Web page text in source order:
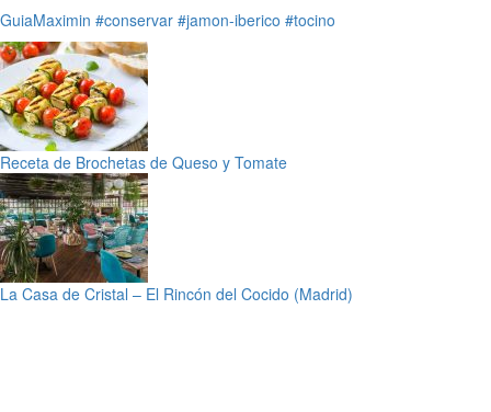
GuiaMaximin #conservar #jamon-iberico #tocino
Receta de Brochetas de Queso y Tomate
La Casa de Cristal – El Rincón del Cocido (Madrid)